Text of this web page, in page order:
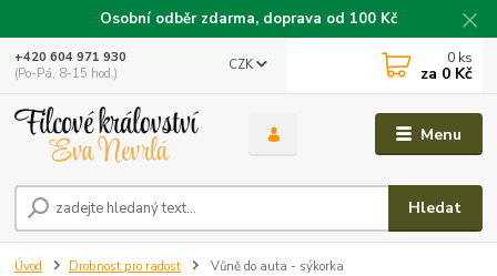
Osobní odběr zdarma, doprava od 100 Kč
Menu
CZK
Hledat
+420 604 971 930
(Po-Pá, 8-15 hod.)
0 ks
za 0 Kč
Úvod Drobnost pro radost Vůně do auta - sýkorka